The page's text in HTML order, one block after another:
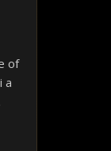
of
a